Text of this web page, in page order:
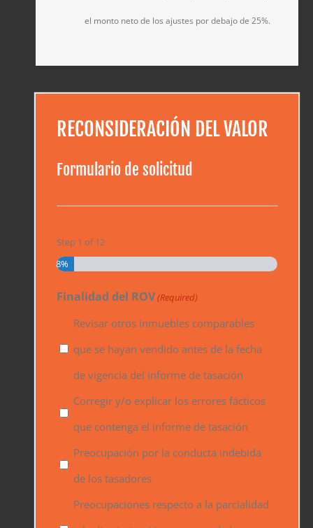
el monto neto de los ajustes por debajo de 25%.
RECONSIDERACIÓN DEL VALOR
Formulario de solicitud
Step 1 of12
8%
Finalidad del ROV(Required)
Revisar otros inmuebles comparables
que se hayan vendido antes de la fecha
de vigencia del informe de tasación
Corregir y/o explicar los errores fácticos
que contenga el informe de tasación
Preocupación por la conducta indebida
de los tasadores
Preocupaciones respecto a la parcialidad